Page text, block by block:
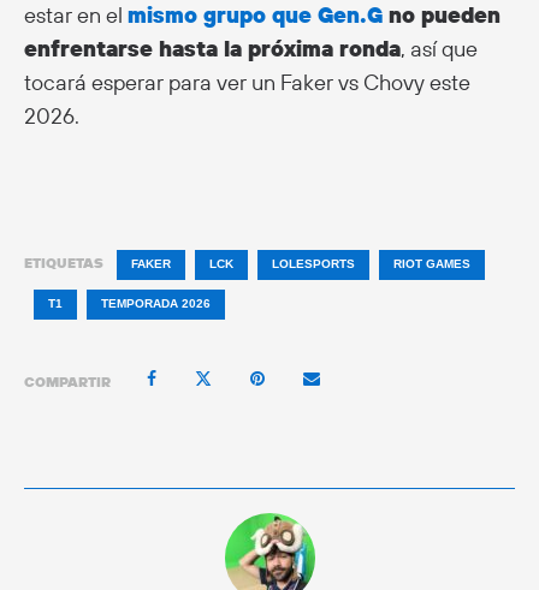
estar en el mismo grupo que Gen.G no pueden
enfrentarse hasta la próxima ronda, así que
tocará esperar para ver un Faker vs Chovy este
2026.
ETIQUETAS FAKER LCK LOLESPORTS RIOT GAMES
T1 TEMPORADA 2026
COMPARTIR